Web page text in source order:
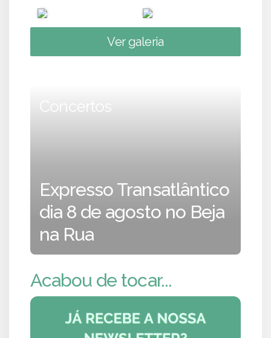
Ver galeria
Concertos
Expresso Transatlântico
dia 8 de agosto no Beja
na Rua
Acabou de tocar...